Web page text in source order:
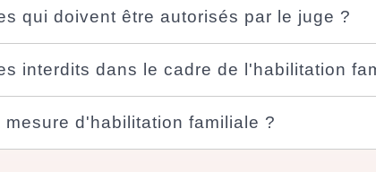
qui doivent être autorisés par le juge ?
interdits dans le cadre de l'habilitation
d'habilitation familiale ?